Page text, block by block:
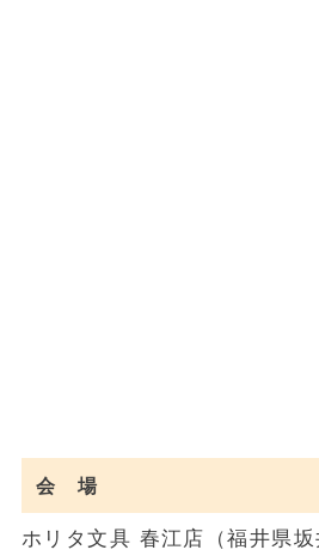
会 場
ホリタ文具 春江店（福井県